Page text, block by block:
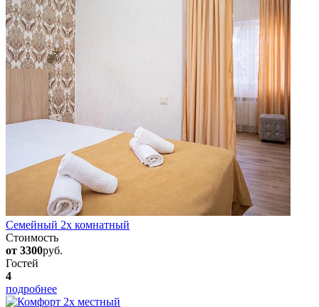
Семейный 2х комнатный
Стоимость
от 3300руб.
Гостей
4
подробнее